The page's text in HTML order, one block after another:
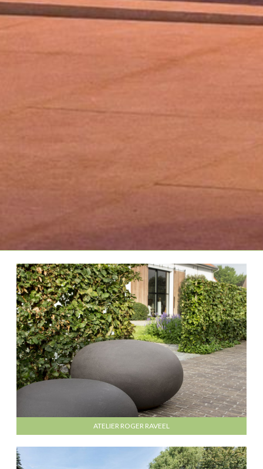
ATELIER ROGER RAVEEL